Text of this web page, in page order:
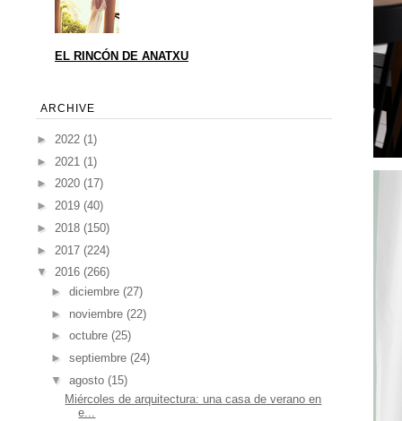
EL RINCÓN DE ANATXU
ARCHIVE
► 2022 (1)
► 2021 (1)
► 2020 (17)
► 2019 (40)
► 2018 (150)
► 2017 (224)
▼ 2016 (266)
► diciembre (27)
► noviembre (22)
► octubre (25)
► septiembre (24)
▼ agosto (15)
Miércoles de arquitectura: una casa de verano en
e...